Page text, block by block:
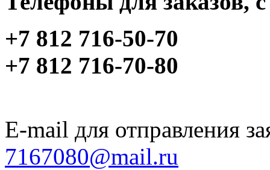
+7 812 716-50-70
+7 812 716-70-80
E-mail для отправления
7167080@mail.ru